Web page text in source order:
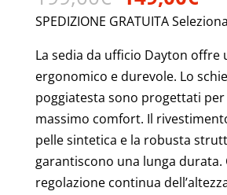
prezzo
era:
199,00€.
è:
SPEDIZIONE GRATUITA
La sedia da ufficio Dayton offre
ergonomico e durevole. Lo
poggiatesta sono progettati
massimo comfort. Il
pelle sintetica e la robusta
garantiscono una lunga durata.
regolazione continua